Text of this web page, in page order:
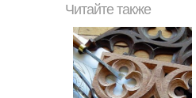
Читайте также